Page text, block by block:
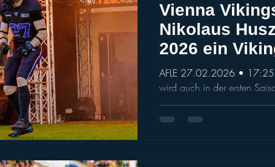
Vienna
Nikolaus
2026 ein
AFLE 27.02.2026 • 17:25
wird auch in der ersten
weiterhin Teil der Vienna Vikings sein. Der 24-
seit 2022 zur